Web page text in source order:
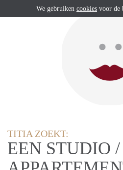
TITIA ZOEKT:
EEN STUDIO /
We gebruiken cookies voor de